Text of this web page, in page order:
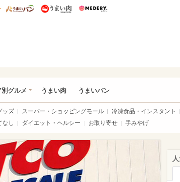
ー特集
うまいめし うまいパン うまい肉
グルメ うまい肉 うまいパン
ッズ スーパー・ショッピングモール
冷凍食品・インスタント
なし ダイエット・ヘルシー お取り寄せ 手みやげ